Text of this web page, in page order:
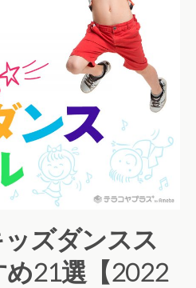
ズダンスス
21選【2022